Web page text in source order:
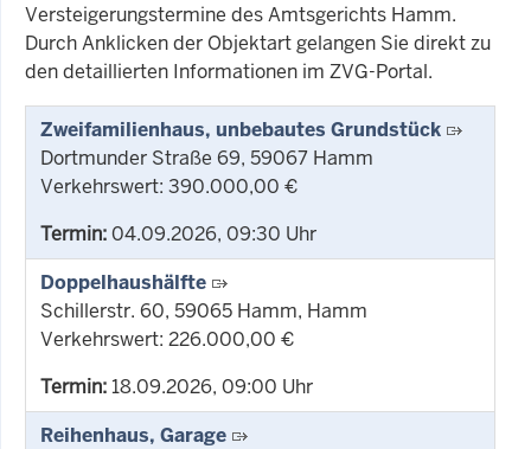
Versteigerungstermine des Amtsgerichts Hamm.
Durch Anklicken der Objektart gelangen Sie direkt zu
den detaillierten Informationen im ZVG-Portal.
Zweifamilienhaus, unbebautes Grundstück
Dortmunder Straße 69, 59067 Hamm
Verkehrswert: 390.000,00 €
Termin:04.09.2026, 09:30 Uhr
Doppelhaushälfte
Schillerstr. 60, 59065 Hamm, Hamm
Verkehrswert: 226.000,00 €
Termin:18.09.2026, 09:00 Uhr
Reihenhaus, Garage